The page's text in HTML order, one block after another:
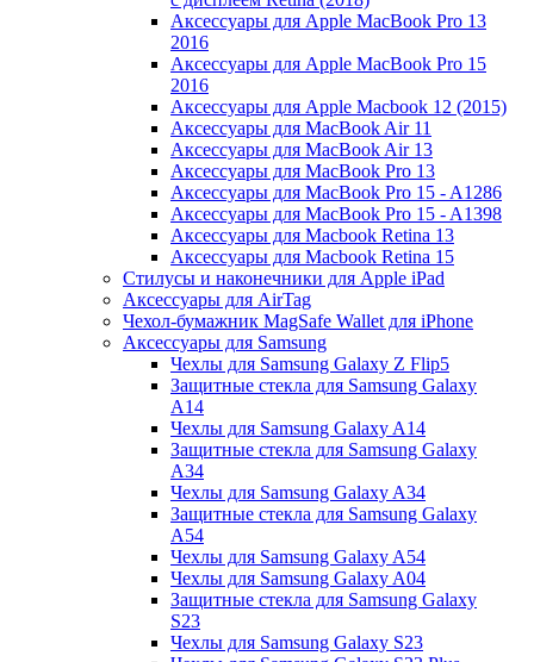
Аксессуары для Apple MacBook Pro 13
2016
Аксессуары для Apple MacBook Pro 15
2016
Аксессуары для Apple Macbook 12 (2015)
Аксессуары для MacBook Air 11
Аксессуары для MacBook Air 13
Аксессуары для MacBook Pro 13
Аксессуары для MacBook Pro 15 - A1286
Аксессуары для MacBook Pro 15 - A1398
Аксессуары для Macbook Retina 13
Аксессуары для Macbook Retina 15
Стилусы и наконечники для Apple iPad
Аксессуары для AirTag
Чехол-бумажник MagSafe Wallet для iPhone
Аксессуары для Samsung
Чехлы для Samsung Galaxy Z Flip5
Защитные стекла для Samsung Galaxy
A14
Чехлы для Samsung Galaxy A14
Защитные стекла для Samsung Galaxy
A34
Чехлы для Samsung Galaxy A34
Защитные стекла для Samsung Galaxy
A54
Чехлы для Samsung Galaxy A54
Чехлы для Samsung Galaxy A04
Защитные стекла для Samsung Galaxy
S23
Чехлы для Samsung Galaxy S23